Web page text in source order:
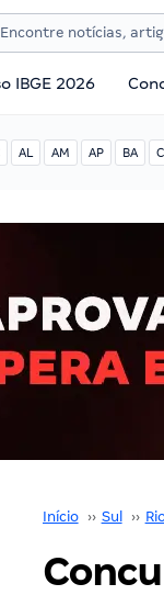
IBGE 2026
AL AM AP BA
Início ›› Sul ››